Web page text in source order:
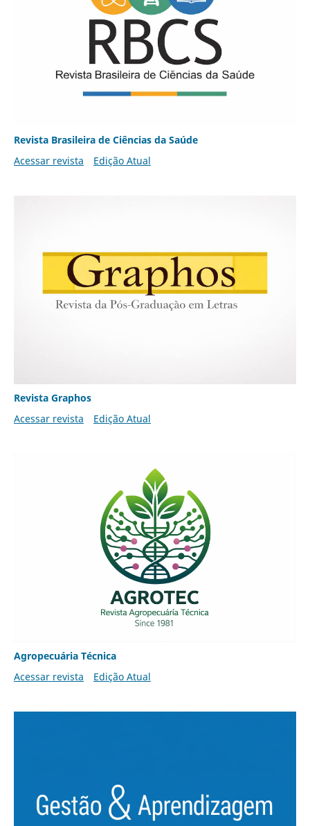
Revista Brasileira de Ciências da Saúde
Acessar revista
Edição Atual
Revista Graphos
Acessar revista
Edição Atual
Agropecuária Técnica
Acessar revista
Edição Atual